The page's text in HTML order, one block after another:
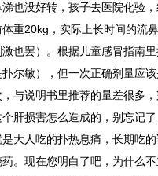
也没好转，孩子去医院化验
重20kg，实际上长时间的流
也罢）。根据儿童感冒指南
尔敏），但一次正确剂量应
与说明书里推荐的量差很多
肝损害怎么造成的，别忘记
是大人吃的扑热息痛，长期吃
。现在您明白了吧，为什么